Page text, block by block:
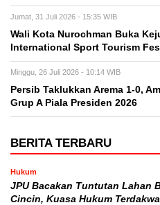
Jumat, 31 Juli 2026 - 15:35 WIB
Wali Kota Nurochman Buka
International Sport Tourism
Minggu, 26 Juli 2026 - 10:14 WIB
Persib Taklukkan Arema 1-0,
Grup A Piala Presiden 2026
BERITA TERBARU
Hukum
JPU Bacakan Tuntutan Lahan
Cincin, Kuasa Hukum